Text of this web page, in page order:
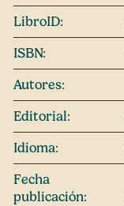
LibroID:
ISBN:
Autores:
Editorial:
Idioma:
Fecha
publicación: